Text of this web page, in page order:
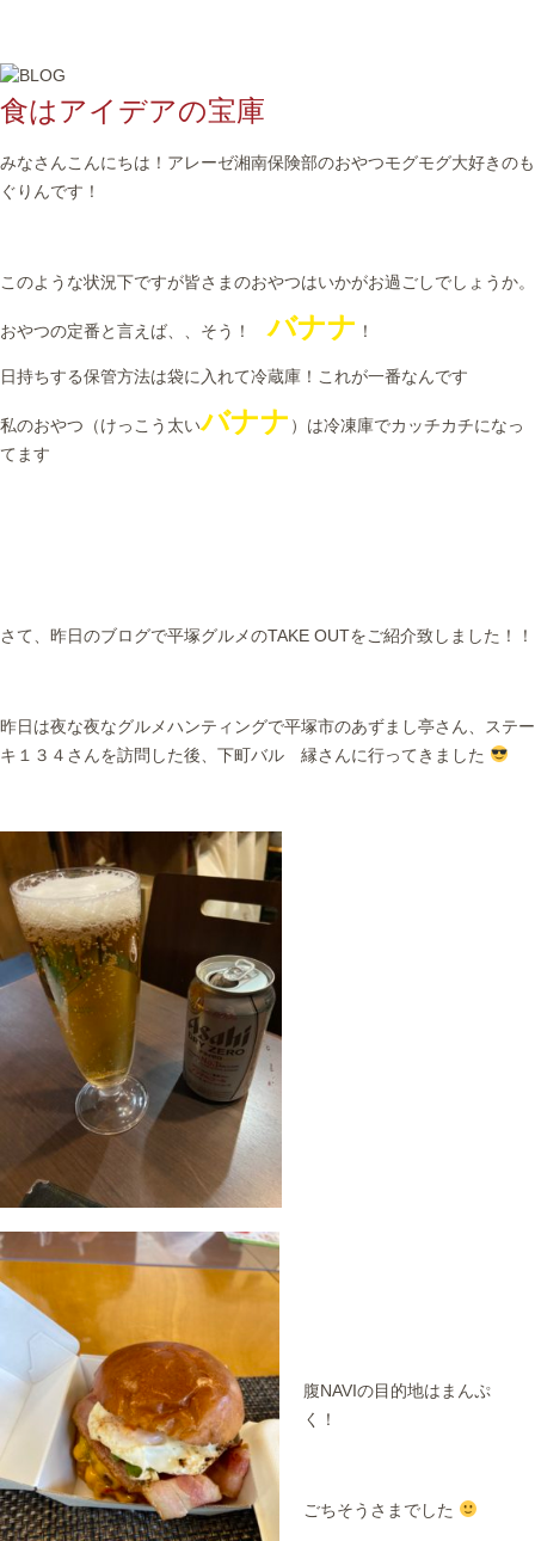
食はアイデアの宝庫
みなさんこんにちは！アレーゼ湘南保険部のおやつモグモグ大好きのも
ぐりんです！
このような状況下ですが皆さまのおやつはいかがお過ごしでしょうか。
おやつの定番と言えば、、そう！バナナ ！
日持ちする保管方法は袋に入れて冷蔵庫！これが一番なんです
私のおやつ（けっこう太いバナナ ）は冷凍庫でカッチカチになっ
てます
さて、昨日のブログで平塚グルメのTAKE OUTをご紹介致しました！！
昨日は夜な夜なグルメハンティングで平塚市のあずまし亭さん、ステー
キ１３４さんを訪問した後、下町バル 縁さんに行ってきました
腹NAVIの目的地はまんぷ
く！
ごちそうさまでした